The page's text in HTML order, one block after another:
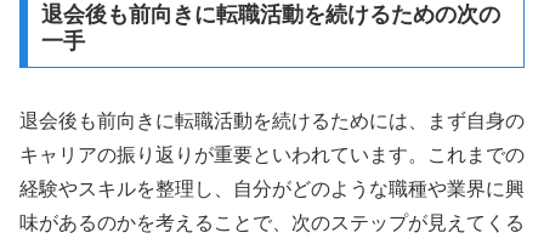
退会後も前向きに転職活動を続けるための次の
一手
退会後も前向きに転職活動を続けるためには、まず自身の
キャリアの振り返りが重要といわれています。これまでの
経験やスキルを整理し、自分がどのような職種や業界に興
味があるのかを考えることで、次のステップが見えてくる